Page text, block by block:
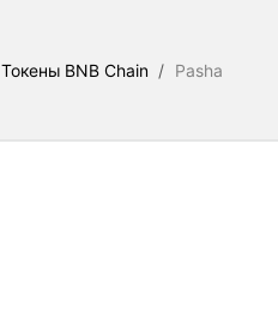
Токены BNB Chain / Pasha